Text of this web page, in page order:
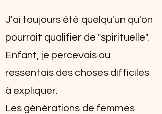
J'ai toujours été quelqu'un qu'on
pourrait qualifier de "spirituelle".
Enfant, je percevais ou
ressentais des choses difficiles
à expliquer.
Les générations de femmes